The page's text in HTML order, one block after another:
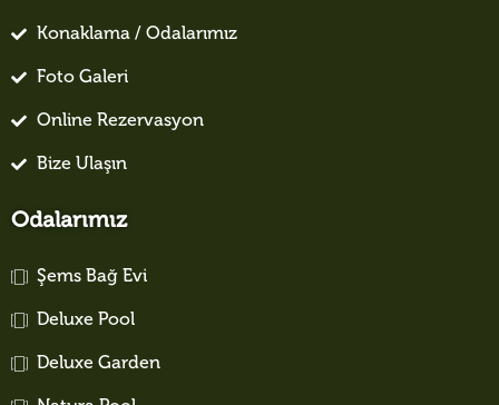
Konaklama / Odalarımız
Foto Galeri
Online Rezervasyon
Bize Ulaşın
Odalarımız
Şems Bağ Evi
Deluxe Pool
Deluxe Garden